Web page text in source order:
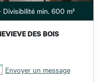
min. 600 m²
DES BOIS
Envoyer un message